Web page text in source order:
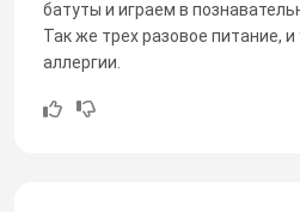
батуты и играем в
Так же трех разовое питание,
аллергии.